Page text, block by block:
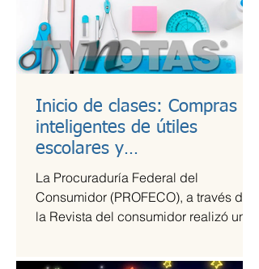
Inicio de clases: Compras
inteligentes de útiles
escolares y
recomendaciones para la
lonchera
La Procuraduría Federal del
Consumidor (PROFECO), a través de
la Revista del consumidor realizó un